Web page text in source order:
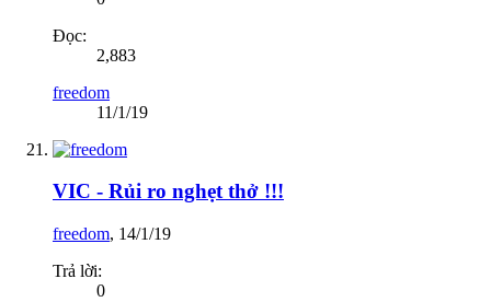
Đọc:
2,883
freedom
11/1/19
VIC - Rủi ro nghẹt thở !!!
freedom, 14/1/19
Trả lời:
0